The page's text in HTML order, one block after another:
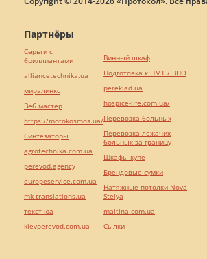
Партнёры
Серьги с
бриллиантами
alliancetechnika.ua
миралинкс
Веб мастер
https://motokosmos.ua/
Синтезаторы
agrotechnika.com.ua
perevod.agency
europeservice.com.ua
mk-translations.ua
текст юа
kievperevod.com.ua
Винный шкаф
Подготовка к НМТ / ВНО
pereklad.ua
hospice-life.com.ua/
Перевозка больных
Перевозка лежачих
больных за границу
Шкафы купе
Брендовые сумки
Натяжные потолки Nova
Stelya
maltina.com.ua
Cылки